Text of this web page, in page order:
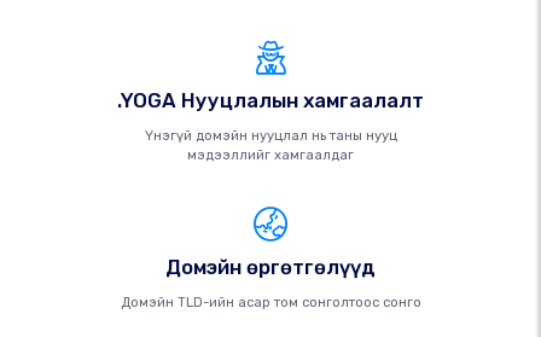
.YOGA Нууцлалын хамгаалалт
Үнэгүй домэйн нууцлал нь таны нууц
мэдээллийг хамгаалдаг
Домэйн өргөтгөлүүд
Домэйн TLD-ийн асар том сонголтоос сонго